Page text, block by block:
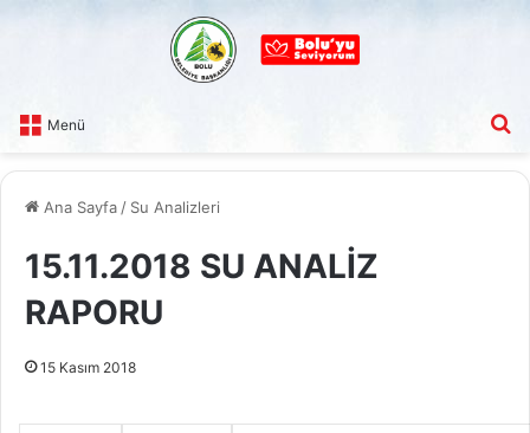
Menü
Ana Sayfa / Su Analizleri
15.11.2018 SU ANALİZ
RAPORU
15 Kasım 2018